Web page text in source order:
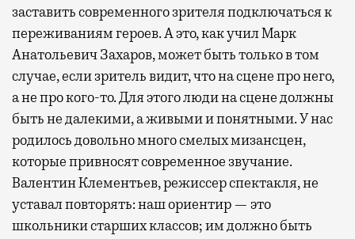
заставить современного зрителя подключаться к
переживаниям героев. А это, как учил Марк
Анатольевич Захаров, может быть только в том
случае, если зритель видит, что на сцене про него,
а не про кого-то. Для этого люди на сцене должны
быть не далекими, а живыми и понятными. У нас
родилось довольно много смелых мизансцен,
которые привносят современное звучание.
Валентин Клементьев, режиссер спектакля, не
уставал повторять: наш ориентир — это
школьники старших классов; им должно быть